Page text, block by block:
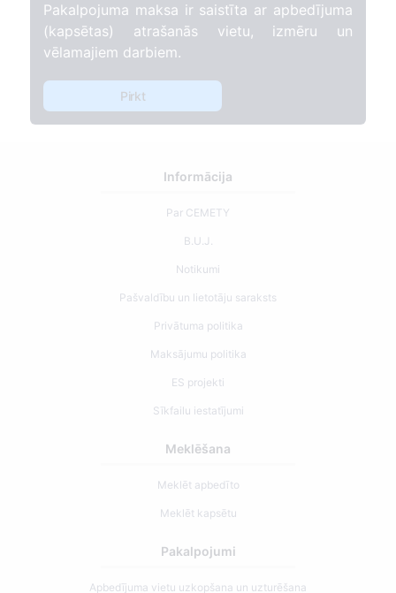
Pakalpojuma maksa ir saistīta ar apbedījuma
(kapsētas) atrašanās vietu, izmēru un
vēlamajiem darbiem.
Pirkt
Informācija
Par CEMETY
B.U.J.
Notikumi
Pašvaldību un lietotāju saraksts
Privātuma politika
Maksājumu politika
ES projekti
Sīkfailu iestatījumi
Meklēšana
Meklēt apbedīto
Meklēt kapsētu
Pakalpojumi
Apbedījuma vietu uzkopšana un uzturēšana